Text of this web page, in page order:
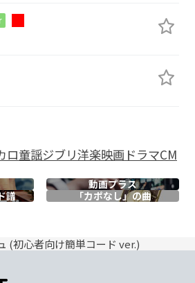
ロ童謡ジブリ洋楽映画ドラマCM
動画プラス
譜 「カポなし」の曲
(初心者向け簡単コード ver.)